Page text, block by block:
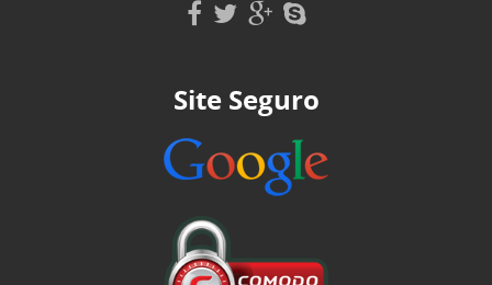
Site Seguro